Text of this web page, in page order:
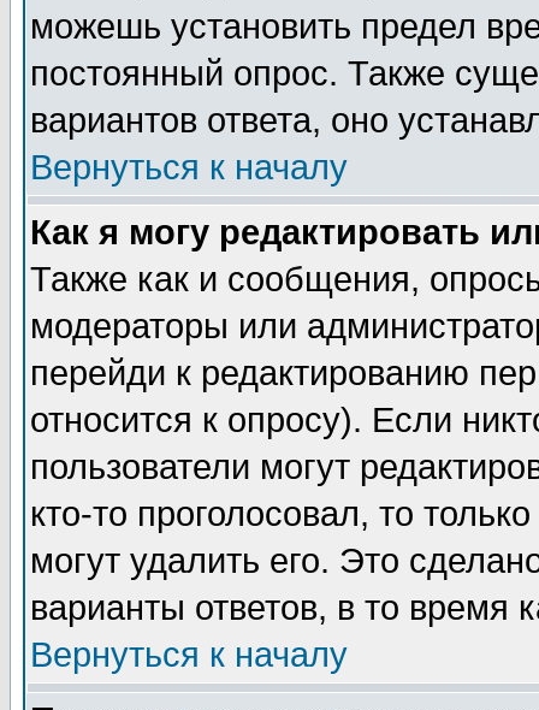
можешь установить предел
постоянный опрос. Также
вариантов ответа, оно
Вернуться к началу
Как я могу редактировать
Также как и сообщения,
модераторы или
перейди к редактированию
относится к опросу). Если
пользователи могут
кто-то проголосовал, то
могут удалить его. Это
варианты ответов, в то время
Вернуться к началу